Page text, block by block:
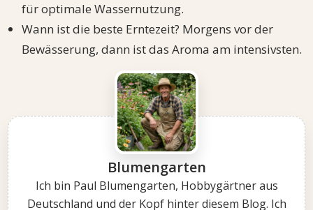
für optimale Wassernutzung.
Wann ist die beste Erntezeit? Morgens vor der
Bewässerung, dann ist das Aroma am intensivsten.
Blumengarten
Ich bin Paul Blumengarten, Hobbygärtner aus
Deutschland und der Kopf hinter diesem Blog. Ich